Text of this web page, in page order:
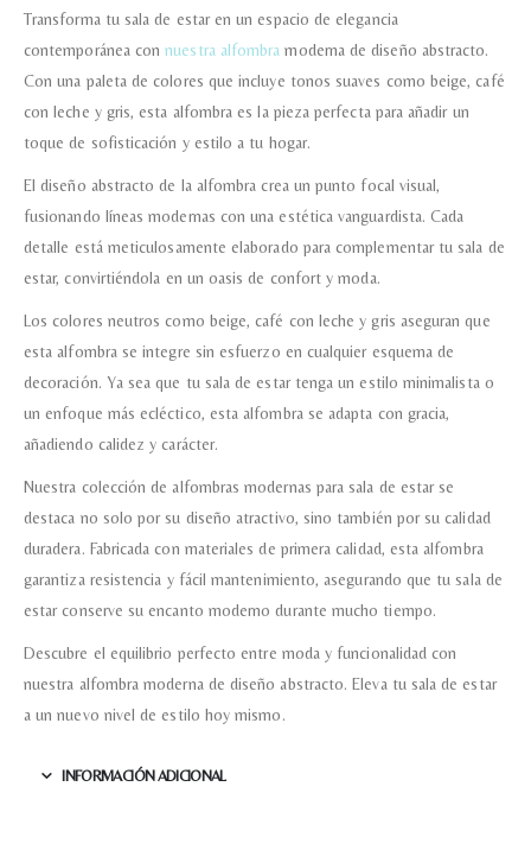
Transforma tu sala de estar en un espacio de elegancia
contemporánea connuestra alfombra moderna de diseño abstracto.
Con una paleta de colores que incluye tonos suaves como beige, café
con leche y gris, esta alfombra es la pieza perfecta para añadir un
toque de sofisticación y estilo a tu hogar.
El diseño abstracto de la alfombra crea un punto focal visual,
fusionando líneas modernas con una estética vanguardista. Cada
detalle está meticulosamente elaborado para complementar tu sala de
estar, convirtiéndola en un oasis de confort y moda.
Los colores neutros como beige, café con leche y gris aseguran que
esta alfombra se integre sin esfuerzo en cualquier esquema de
decoración. Ya sea que tu sala de estar tenga un estilo minimalista o
un enfoque más ecléctico, esta alfombra se adapta con gracia,
añadiendo calidez y carácter.
Nuestra colección de alfombras modernas para sala de estar se
destaca no solo por su diseño atractivo, sino también por su calidad
duradera. Fabricada con materiales de primera calidad, esta alfombra
garantiza resistencia y fácil mantenimiento, asegurando que tu sala de
estar conserve su encanto moderno durante mucho tiempo.
Descubre el equilibrio perfecto entre moda y funcionalidad con
nuestra alfombra moderna de diseño abstracto. Eleva tu sala de estar
a un nuevo nivel de estilo hoy mismo.
INFORMACIÓN ADICIONAL
Nombre y Referencia del producto*
Acuerdo RGPD *
Doy mi consentimiento para que
información que envío para que
Recibir mi oferta